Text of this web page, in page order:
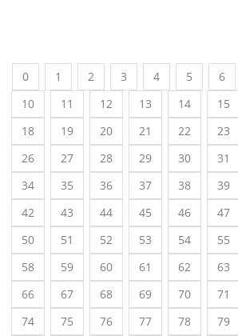
0 1 2 3 4 5 6
10
11 12 13 14 15
18
19 20 21 22 23
26
27 28 29 30 31
34
35 36 37 38 39
42
43 44 45 46 47
50
51 52 53 54 55
58
59 60 61 62 63
66
67 68 69 70 71
74
75 76 77 78 79